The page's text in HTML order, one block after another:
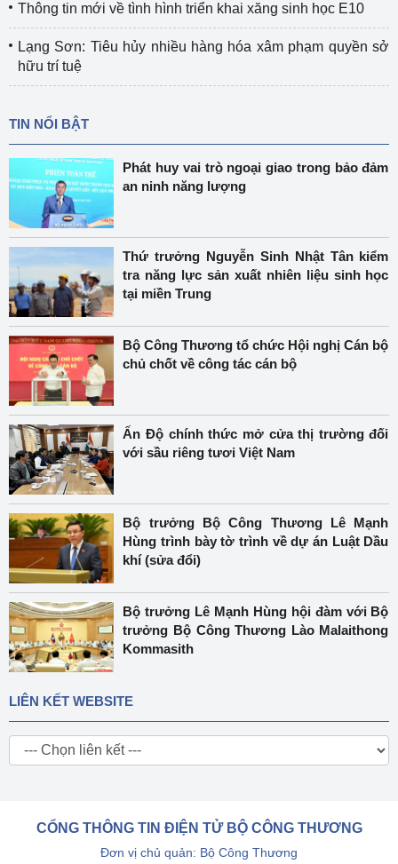
Thông tin mới về tình hình triển khai xăng sinh học E10
Lạng Sơn: Tiêu hủy nhiều hàng hóa xâm phạm quyền sở
hữu trí tuệ
TIN NỔI BẬT
Phát huy vai trò ngoại giao trong bảo đảm
an ninh năng lượng
Thứ trưởng Nguyễn Sinh Nhật Tân kiểm
tra năng lực sản xuất nhiên liệu sinh học
tại miền Trung
Bộ Công Thương tổ chức Hội nghị Cán bộ
chủ chốt về công tác cán bộ
Ấn Độ chính thức mở cửa thị trường đối
với sầu riêng tươi Việt Nam
Bộ trưởng Bộ Công Thương Lê Mạnh
Hùng trình bày tờ trình về dự án Luật Dầu
khí (sửa đổi)
Bộ trưởng Lê Mạnh Hùng hội đàm với Bộ
trưởng Bộ Công Thương Lào Malaithong
Kommasith
LIÊN KẾT WEBSITE
CỔNG THÔNG TIN ĐIỆN TỬ BỘ CÔNG THƯƠNG
Đơn vị chủ quản: Bộ Công Thương